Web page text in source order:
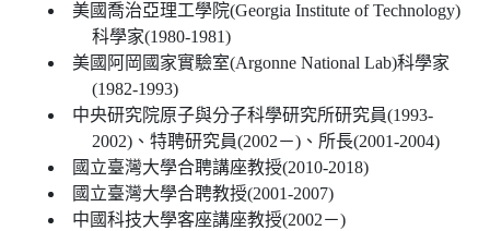
美國喬治亞理工學院(Georgia Institute of Technology)
科學家(1980-1981)
美國阿岡國家實驗室(Argonne National Lab)科學家
(1982-1993)
中央研究院原子與分子科學研究所研究員(1993-
2002)、特聘研究員(2002－)、所長(2001-2004)
國立臺灣大學合聘講座教授(2010-2018)
國立臺灣大學合聘教授(2001-2007)
中國科技大學客座講座教授(2002－)